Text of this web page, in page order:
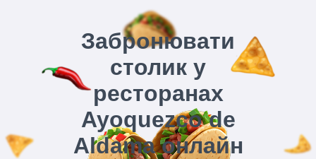
Забронювати
столик у
ресторанах
Ayoquezco de
Aldama онлайн